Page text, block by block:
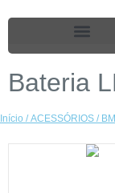
Bateria
Início /ACESSÓRIOS /